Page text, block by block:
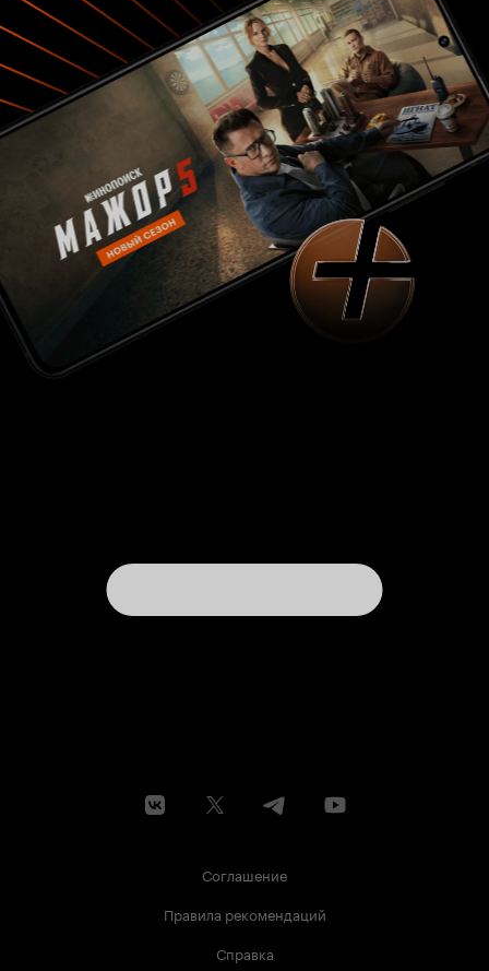
Соглашение
Правила рекомендаций
Справка